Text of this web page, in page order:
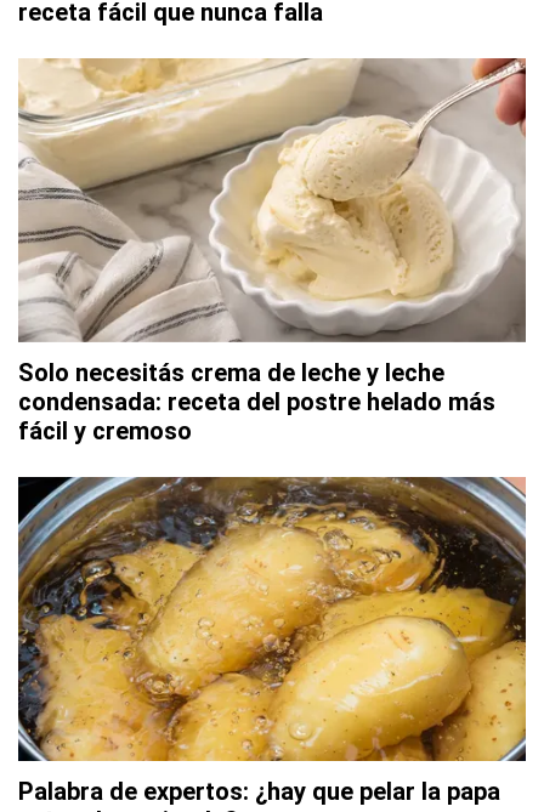
receta fácil que nunca falla
Solo necesitás crema de leche y leche
condensada: receta del postre helado más
fácil y cremoso
Palabra de expertos: ¿hay que pelar la papa